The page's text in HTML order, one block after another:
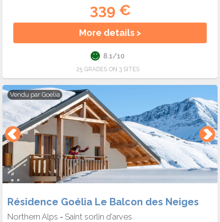
339 €
More details >
8.1/10
25 GRADES ON 3 SITES
Vendu par Goelia
Résidence Goélia Le Balcon des Neiges
Northern Alps - Saint sorlin d'arves